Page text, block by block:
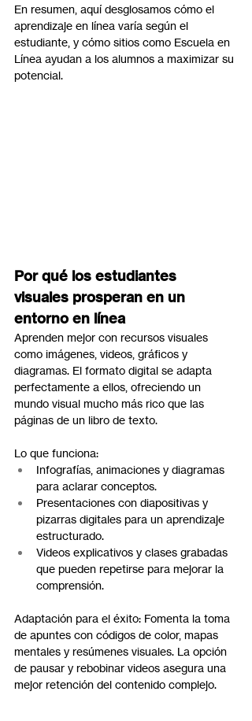
En resumen, aquí desglosamos cómo el
aprendizaje en línea varía según el
estudiante, y cómo sitios como Escuela en
Línea ayudan a los alumnos a maximizar su
potencial.
Por qué los estudiantes
visuales prosperan en un
entorno en línea
Aprenden mejor con recursos visuales
como imágenes, videos, gráficos y
diagramas. El formato digital se adapta
perfectamente a ellos, ofreciendo un
mundo visual mucho más rico que las
páginas de un libro de texto.
Lo que funciona:
Infografías, animaciones y diagramas
para aclarar conceptos.
Presentaciones con diapositivas y
pizarras digitales para un aprendizaje
estructurado.
Videos explicativos y clases grabadas
que pueden repetirse para mejorar la
comprensión.
Adaptación para el éxito: Fomenta la toma
de apuntes con códigos de color, mapas
mentales y resúmenes visuales. La opción
de pausar y rebobinar videos asegura una
mejor retención del contenido complejo.